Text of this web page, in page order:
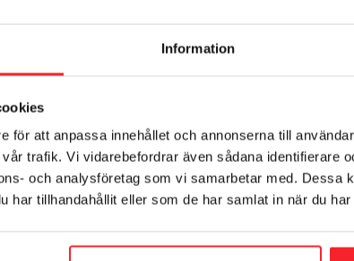
Information
för att anpassa innehållet och annonserna till
trafik. Vi vidarebefordrar även sådana identifierare
och analysföretag som vi samarbetar med. Dessa
har tillhandahållit eller som de har samlat in när du
Ventilgaller Mussäker
150x150mm
004620760
56DKK
Gem som favorit
Ventilgitre
73 DKK